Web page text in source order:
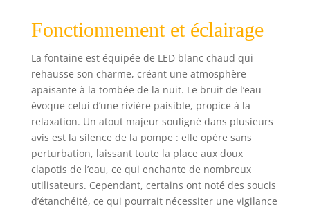
LED 3x blanc
chaud. Pompe :
12V 350L/H 12W.
Alimentation : env.
300 cm de câble À
l'arrière se trouve
une ouverture
circulaire afin que
vous puissiez
facilement accéder
aux composants
techniques et au
tuyau.
Fonctionnement et éclairage
La fontaine est équipée de LED blanc chaud qui
rehausse son charme, créant une atmosphère
apaisante à la tombée de la nuit. Le bruit de l’eau
évoque celui d’une rivière paisible, propice à la
relaxation. Un atout majeur souligné dans plusieurs
avis est la silence de la pompe : elle opère sans
perturbation, laissant toute la place aux doux
clapotis de l’eau, ce qui enchante de nombreux
utilisateurs. Cependant, certains ont noté des soucis
d’étanchéité, ce qui pourrait nécessiter une vigilance